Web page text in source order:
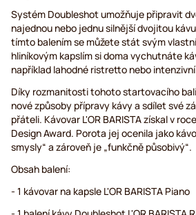
Systém Doubleshot umožňuje připravit
najednou nebo jednu silnější dvojitou
tímto balením se můžete stát svým
hliníkovým kapslím si doma vychutnáte
například lahodné ristretto nebo
Díky rozmanitosti tohoto startovacího
nové způsoby přípravy kávy a sdílet své
přáteli. Kávovar L'OR BARISTA získal v
Design Award. Porota jej ocenila jako
smysly“ a zároveň je „funkčně působivý“.
Obsah balení:
- 1 kávovar na kapsle L'OR BARISTA Piano